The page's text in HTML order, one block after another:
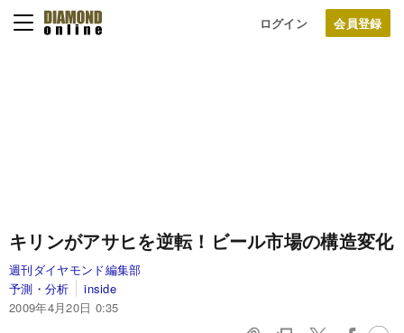
ログイン
キリンがアサヒを逆転！ ビール市場の構造変化
週刊ダイヤモンド編集部
予測・分析
inside
2009年4月20日 0:35